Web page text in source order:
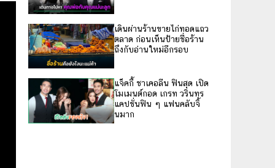
เดินผ่านร้านขายไก่ทอดแถว
ตลาด ก่อนเห็นป้ายชื่อร้าน
ถึงกับอ่านใหม่อีกรอบ
แจ็คกี้ ชาเคอลีน ฟินสุด เปิด
โมเมนต์กอด เกรท วรินทร
แคปชั่นฟิน ๆ แฟนคลับจิ้
นมาก